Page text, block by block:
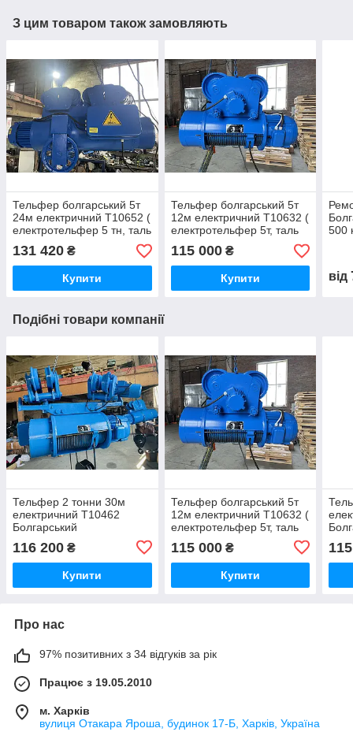
З цим товаром також замовляють
Тельфер болгарський 5т
24м електричний Т10652 (
електротельфер 5 тн, таль
електрична 5тонн,
тельфер канатний 5 т)
131 420 ₴
Купити
Тельфер болгарський 5т
12м електричний Т10632 (
електротельфер 5т, таль
електрична 5 тонн,
тельфер 5т)
115 000₴
Купити
500
від
Подібні товари компанії
Тельфер 2 тонни 30м
електричний Т10462
Болгарський
електроталь 2т, таль
електрична 2тн
116 200 ₴
Купити
Тельфер болгарський 5т
12м електричний Т10632 (
електротельфер 5т, таль
тельфер 5т)
115 000₴
Купити
Про нас
97% позитивних з 34 відгуків за рік
Працює з 19.05.2010
м. Харків
вулиця Отакара Яроша, будинок 17-Б, Харків, Україна